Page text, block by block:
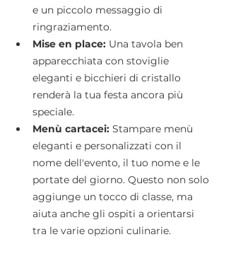
e un piccolo messaggio di
ringraziamento.
Mise en place: Una tavola ben
apparecchiata con stoviglie
eleganti e bicchieri di cristallo
renderà la tua festa ancora più
speciale.
Menù cartacei: Stampare menù
eleganti e personalizzati con il
nome dell'evento, il tuo nome e le
portate del giorno. Questo non solo
aggiunge un tocco di classe, ma
aiuta anche gli ospiti a orientarsi
tra le varie opzioni culinarie.